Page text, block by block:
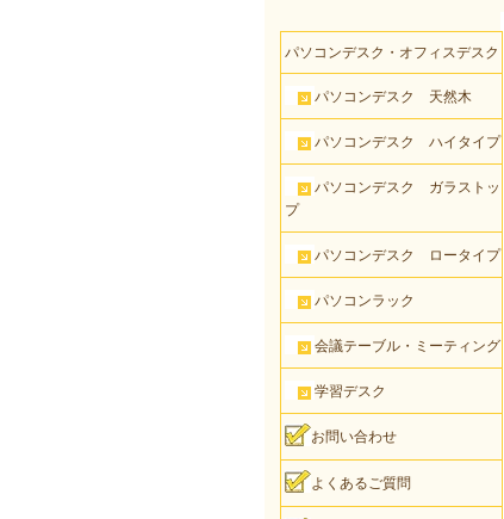
パソコンデスク・オフィスデスク
パソコンデスク 天然木
パソコンデスク ハイタイプ
パソコンデスク ガラストッ
プ
パソコンデスク ロータイプ
パソコンラック
会議テーブル・ミーティング
学習デスク
お問い合わせ
よくあるご質問